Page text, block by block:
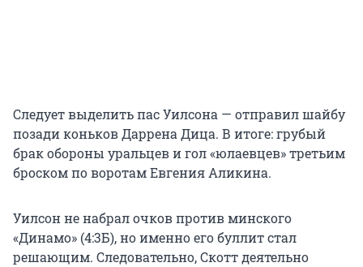
Следует выделить пас Уилсона — отправил шайбу
позади коньков Даррена Дица. В итоге: грубый
брак обороны уральцев и гол «юлаевцев» третьим
броском по воротам Евгения Аликина.
Уилсон не набрал очков против минского
«Динамо» (4:3Б), но именно его буллит стал
решающим. Следовательно, Скотт деятельно